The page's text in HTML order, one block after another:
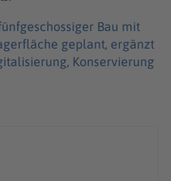
Bau mit
geplant, ergänzt
Konservierung